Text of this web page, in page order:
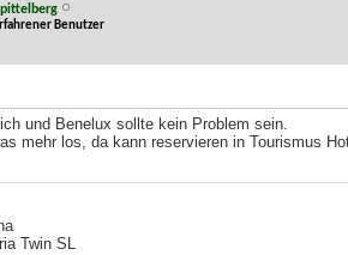
Benutzer
und Benelux sollte kein Problem sein.
mehr los, da kann reservieren in Tourismus
Twin SL